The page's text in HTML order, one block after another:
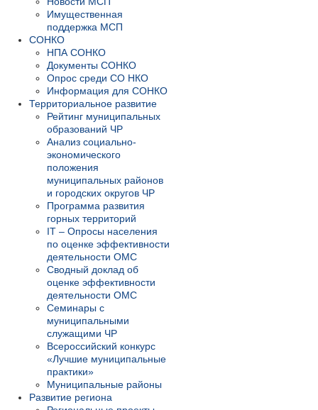
Имущественная
поддержка МСП
СОНКО
НПА СОНКО
Документы СОНКО
Опрос среди СО НКО
Информация для СОНКО
Территориальное развитие
Рейтинг муниципальных
образований ЧР
Анализ социально-
экономического
положения
муниципальных районов
и городских округов ЧР
Программа развития
горных территорий
IT – Опросы населения
по оценке эффективности
деятельности ОМС
Сводный доклад об
оценке эффективности
деятельности ОМС
Семинары с
муниципальными
служащими ЧР
Всероссийский конкурс
«Лучшие муниципальные
практики»
Муниципальные районы
Развитие региона